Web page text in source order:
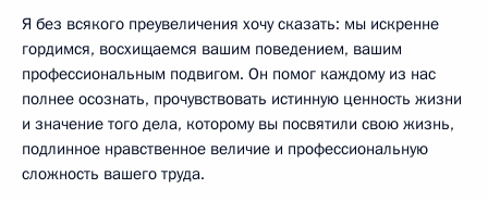
Я без всякого преувеличения хочу сказать: мы искренне
гордимся, восхищаемся вашим поведением, вашим
профессиональным подвигом. Он помог каждому из нас
полнее осознать, прочувствовать истинную ценность жизни
и значение того дела, которому вы посвятили свою жизнь,
подлинное нравственное величие и профессиональную
сложность вашего труда.